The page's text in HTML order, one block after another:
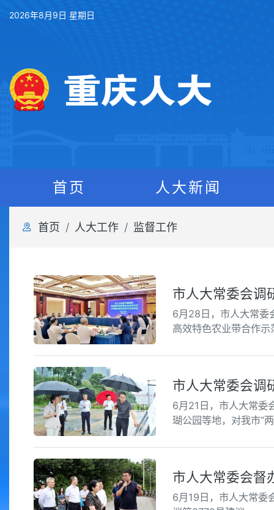
2026年8月9日 星期日
首页 人大新闻
首页 人大工作 监督工作
市人大常委会调
6月28日，市人大常委
高效特色农业带合作
市人大常委会调
6月21日，市人大常委
瑚公园等地，对我市“
市人大常委会督
6月19日，市人大常委